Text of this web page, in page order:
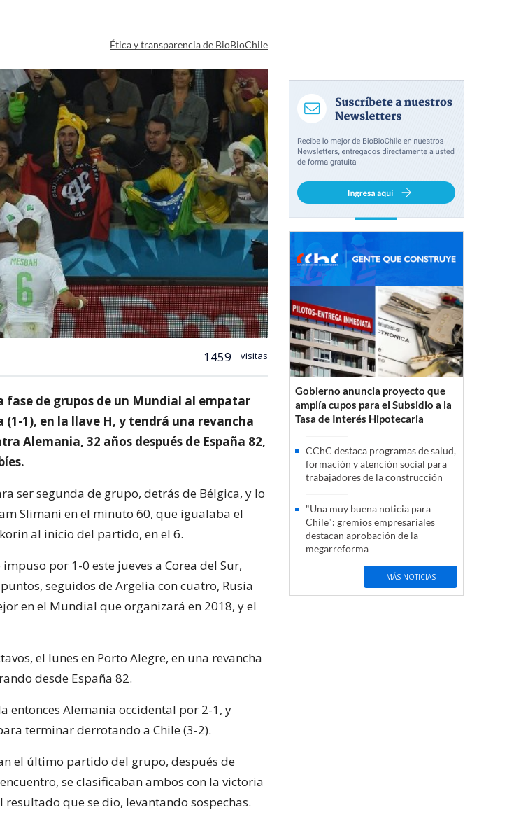
Ética y transparencia de BioBioChile
1459 visitas
fase de grupos de un Mundial al empatar
(1-1), en la llave H, y tendrá una revancha
Alemania, 32 años después de España 82,
ser segunda de grupo, detrás de Bélgica, y lo
Slimani en el minuto 60, que igualaba el
al inicio del partido, en el 6.
por 1-0 este jueves a Corea del Sur,
seguidos de Argelia con cuatro, Rusia
en el Mundial que organizará en 2018, y el
el lunes en Porto Alegre, en una revancha
desde España 82.
entonces Alemania occidental por 2-1, y
terminar derrotando a Chile (3-2).
el último partido del grupo, después de
se clasificaban ambos con la victoria
que se dio, levantando sospechas.
Gobierno anuncia proyecto que
amplía cupos para el Subsidio a la
Tasa de Interés Hipotecaria
CChC destaca programas de salud,
formación y atención social para
trabajadores de la construcción
"Una muy buena noticia para
Chile": gremios empresariales
destacan aprobación de la
megarreforma
MÁS NOTICIAS